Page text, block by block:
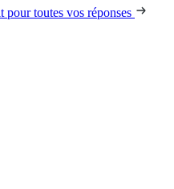
pour toutes vos réponses